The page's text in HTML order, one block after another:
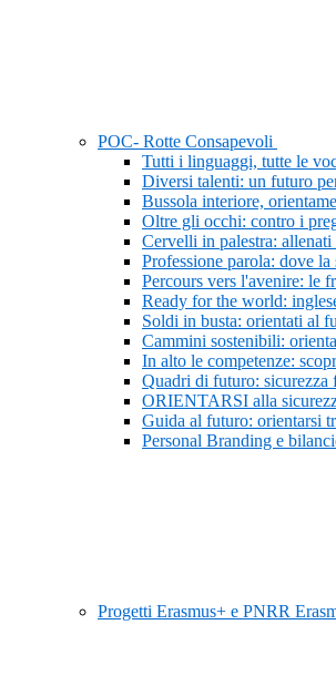
POC- Rotte Consapevoli
Tutti i linguaggi, tutte le
Diversi talenti: un futuro
Bussola interiore,
Oltre gli occhi: contro i
Cervelli in palestra:
Professione parola: dove
Percours vers l'avenire: le
Ready for the world:
Soldi in busta: orientati al
Cammini sostenibili:
In alto le competenze:
Quadri di futuro: sicurezza
ORIENTARSI alla
Guida al futuro: orientarsi
Personal Branding e
Progetti Erasmus+ e PNRR